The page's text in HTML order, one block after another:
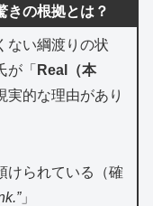
きの根拠とは？
ない綱渡りの状
が「 Real（本
実的な理由があり
けられている（確
」